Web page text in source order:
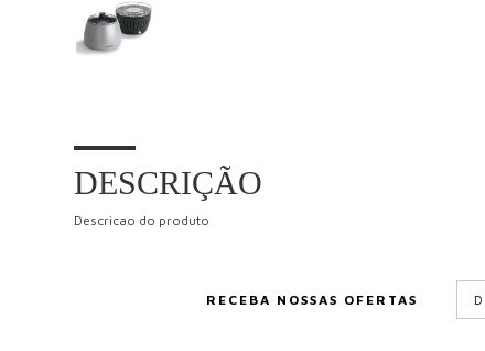
DESCRIÇÃO
Descricao do produto
RECEBA NOSSAS OFERTAS